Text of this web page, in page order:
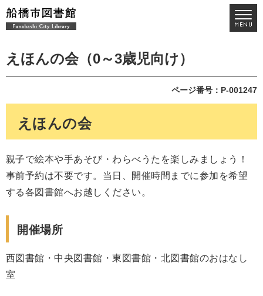
えほんの会（0～3歳児向け）
ページ番号：P-001247
えほんの会
親子で絵本や手あそび・わらべうたを楽しみましょう！
事前予約は不要です。当日、開催時間までに参加を希望
する各図書館へお越しください。
開催場所
西図書館・中央図書館・東図書館・北図書館のおはなし
室